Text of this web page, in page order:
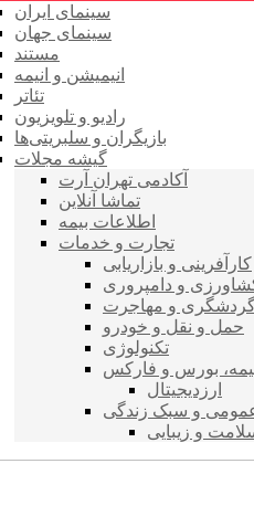
سینمای ایران
سینمای جهان
مستند
انیمیشن و انیمه
تئاتر
رادیو و تلویزیون
بازیگران و سلبریتی‌ها
گیشه مجلات
آکادمی تهران آرت
تماشا آنلاین
اطلاعات بیمه
تجارت و خدمات
کارآفرینی و بازاریابی
و دامپروری
و مهاجرت
حمل و نقل و خودرو
تکنولوژی
بورس و فارکس
ارزدیجیتال
و سبک زندگی
و زیبایی